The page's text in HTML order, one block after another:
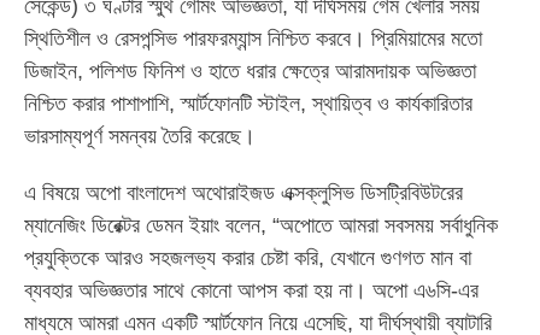
সেকেন্ড) ৩ ঘণ্টার স্মুথ গেমিং অভিজ্ঞতা, যা দীর্ঘসময় গেম খেলার সময়
স্থিতিশীল ও রেসপন্সিভ পারফরম্যান্স নিশ্চিত করবে। প্রিমিয়ামের মতো
ডিজাইন, পলিশড ফিনিশ ও হাতে ধরার ক্ষেত্রে আরামদায়ক অভিজ্ঞতা
নিশ্চিত করার পাশাপাশি, স্মার্টফোনটি স্টাইল, স্থায়িত্ব ও কার্যকারিতার
ভারসাম্যপূর্ণ সমন্বয় তৈরি করেছে।
এ বিষয়ে অপো বাংলাদেশ অথোরাইজড এক্সক্লুসিভ ডিসট্রিবিউটরের
ম্যানেজিং ডিরেক্টর ডেমন ইয়াং বলেন, “অপোতে আমরা সবসময় সর্বাধুনিক
প্রযুক্তিকে আরও সহজলভ্য করার চেষ্টা করি, যেখানে গুণগত মান বা
ব্যবহার অভিজ্ঞতার সাথে কোনো আপস করা হয় না। অপো এ৬সি-এর
মাধ্যমে আমরা এমন একটি স্মার্টফোন নিয়ে এসেছি, যা দীর্ঘস্থায়ী ব্যাটারি